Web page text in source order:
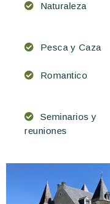
Naturaleza
Pesca y Caza
Romantico
Seminarios y
reuniones